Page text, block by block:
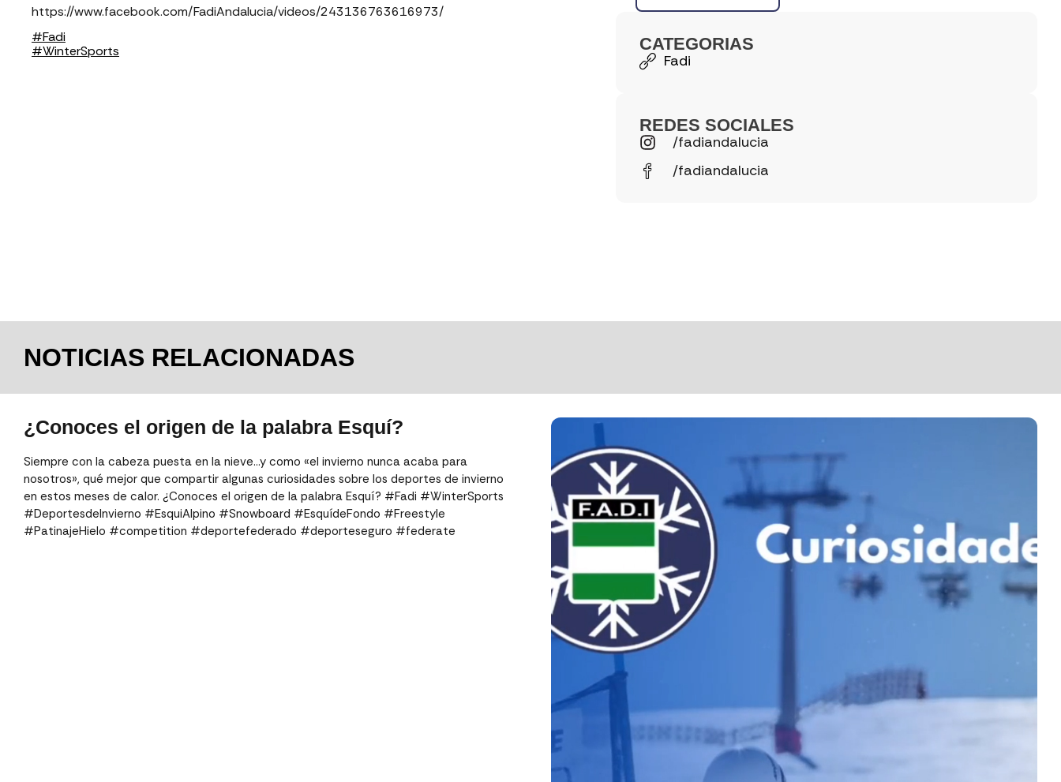
https://www.facebook.com/FadiAndalucia/videos/243136763616973/
#Fadi
#WinterSports CATEGORIAS
Fadi
REDES SOCIALES
/fadiandalucia
/fadiandalucia
NOTICIAS RELACIONADAS
¿Conoces el origen de la palabra Esquí?
Siempre con la cabeza puesta en la nieve…y como «el invierno nunca acaba para
nosotros», qué mejor que compartir algunas curiosidades sobre los deportes de invierno
en estos meses de calor. ¿Conoces el origen de la palabra Esquí? #Fadi #WinterSports
#DeportesdeInvierno #EsquiAlpino #Snowboard #EsquídeFondo #Freestyle
#PatinajeHielo #competition #deportefederado #deporteseguro #federate